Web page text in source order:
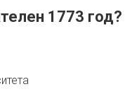
1773 год?